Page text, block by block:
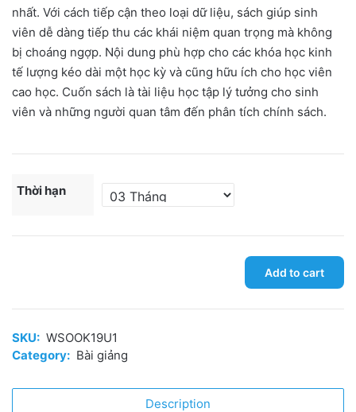
nhất. Với cách tiếp cận theo loại dữ liệu, sách giúp sinh
viên dễ dàng tiếp thu các khái niệm quan trọng mà không
bị choáng ngợp. Nội dung phù hợp cho các khóa học kinh
tế lượng kéo dài một học kỳ và cũng hữu ích cho học viên
cao học. Cuốn sách là tài liệu học tập lý tưởng cho sinh
viên và những người quan tâm đến phân tích chính sách.
Thời hạn
Kinh
lượng
hiện
đại:
Add to cart
SKU: WSOOK19U1
Category: Bài giảng
Description